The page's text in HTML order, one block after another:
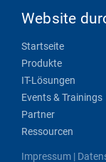
Website
Startseite
Produkte
IT-Lösungen
Events & Trainings
Partner
Ressourcen
Impressum |